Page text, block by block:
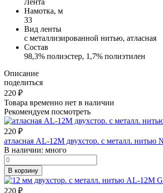
Намотка, м
33
Вид ленты
с металлизированной нитью, атласная
Состав
98,3% полиэстер, 1,7% полиэтилен
Описание
поделиться
220 ₽
Товара временно нет в наличии
Рекомендуем посмотреть
220 ₽
атласная AL-12M двухстор. с металл. нитью
В наличии: много
В корзину
220 ₽